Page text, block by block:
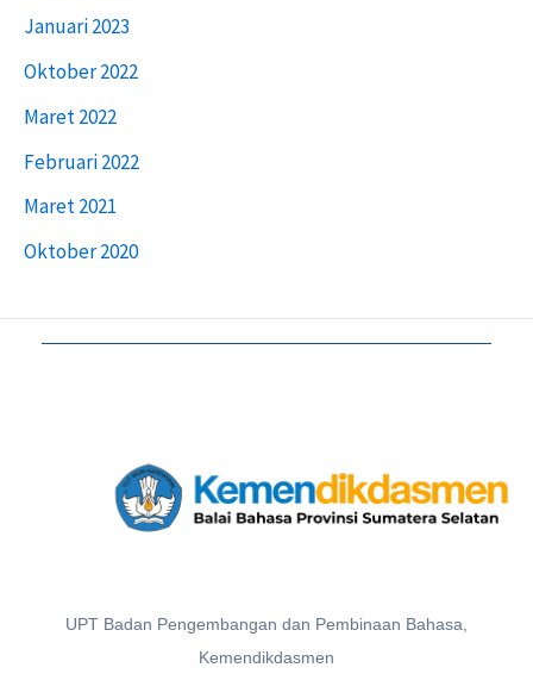
Januari 2023
Oktober 2022
Maret 2022
Februari 2022
Maret 2021
Oktober 2020
UPT Badan Pengembangan dan Pembinaan Bahasa,
Kemendikdasmen